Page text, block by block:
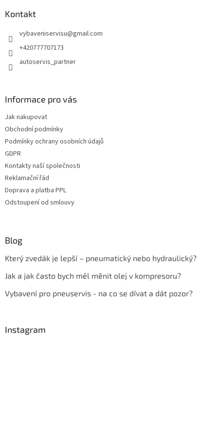
Kontakt
vybaveniservisu@gmail.com
+420777707173
autoservis_partner
Informace pro vás
Jak nakupovat
Obchodní podmínky
Podmínky ochrany osobních údajů
GDPR
Kontakty naší společnosti
Reklamační řád
Doprava a platba PPL
Odstoupení od smlouvy
Blog
Který zvedák je lepší – pneumatický nebo hydraulický?
Jak a jak často bych měl měnit olej v kompresoru?
Vybavení pro pneuservis - na co se dívat a dát pozor?
Instagram